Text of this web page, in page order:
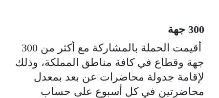
300 جهة
أقيمت الحملة بالمشاركة مع أكثر من 300
جهة وقطاع في كافة مناطق المملكة، وذلك
لإقامة جدولة محاضرات عن بعد بمعدل
محاضرتين في كل أسبوع على حساب